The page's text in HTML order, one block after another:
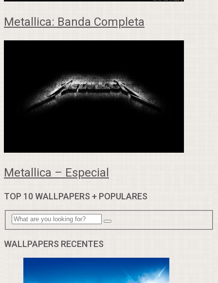
Metallica: Banda Completa
Metallica – Especial
TOP 10 WALLPAPERS + POPULARES
WALLPAPERS RECENTES